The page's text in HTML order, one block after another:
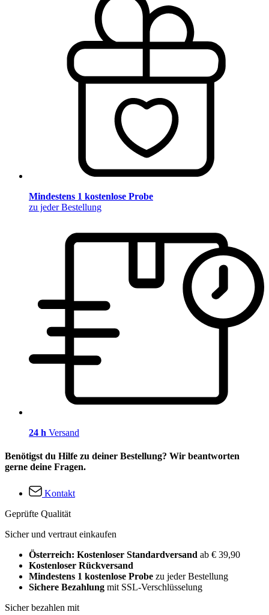
Mindestens 1 kostenlose Probe
zu jeder Bestellung
24 h Versand
Benötigst du Hilfe zu deiner Bestellung? Wir beantworten
gerne deine Fragen.
Kontakt
Geprüfte Qualität
Sicher und vertraut einkaufen
Österreich: Kostenloser Standardversand ab € 39,90
Kostenloser Rückversand
Mindestens 1 kostenlose Probe zu jeder Bestellung
Sichere Bezahlung mit SSL-Verschlüsselung
Sicher bezahlen mit